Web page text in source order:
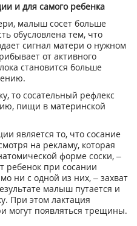
и для самого ребенка
малыш сосет больше
обусловлена тем, что
сигнал матери о нужном
от активного
становится больше
то сосательный рефлекс
пищи в материнской
является то, что сосание
на рекламу, которая
форме соски, –
ребенок при сосании
ни с одной из них, – захват
малыш путается и
При этом лактация
могут появляться трещины.